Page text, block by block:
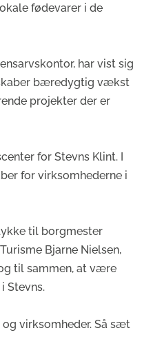
fødevarer i de
har vist sig
bæredygtig vækst
projekter der er
for Stevns Klint. I
for virksomhederne i
til borgmester
Bjarne Nielsen,
til sammen, at være
Stevns.
virksomheder. Så sæt